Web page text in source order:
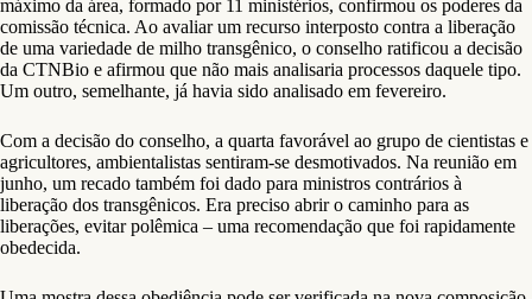
máximo da área, formado por 11 ministérios, confirmou os poderes da
comissão técnica. Ao avaliar um recurso interposto contra a liberação
de uma variedade de milho transgênico, o conselho ratificou a decisão
da CTNBio e afirmou que não mais analisaria processos daquele tipo.
Um outro, semelhante, já havia sido analisado em fevereiro.
Com a decisão do conselho, a quarta favorável ao grupo de cientistas e
agricultores, ambientalistas sentiram-se desmotivados. Na reunião em
junho, um recado também foi dado para ministros contrários à
liberação dos transgênicos. Era preciso abrir o caminho para as
liberações, evitar polêmica – uma recomendação que foi rapidamente
obedecida.